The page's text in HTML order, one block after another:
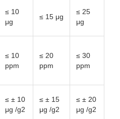
≤ 10
μg
≤ 15 μg
≤ 25
μg
≤ 10
ppm
≤ 20
ppm
≤ 30
ppm
≤ ± 10
μg /g2
≤ ± 15
μg /g2
≤ ± 20
μg /g2